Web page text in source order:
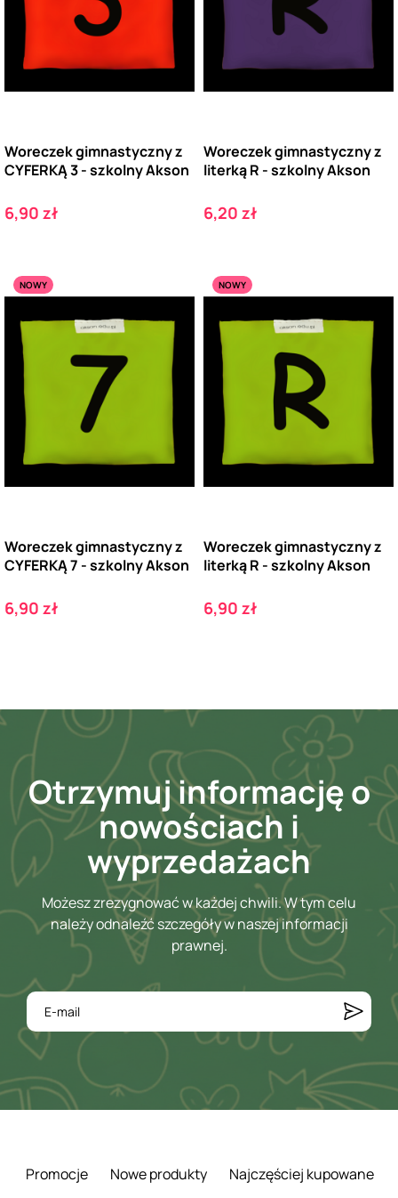
Woreczek gimnastyczny z
CYFERKĄ 3 - szkolny Akson
Cena
6,90 zł
Woreczek gimnastyczny z
literką R - szkolny Akson
Cena
6,20 zł
NOWY
Woreczek gimnastyczny z
CYFERKĄ 7 - szkolny Akson
Cena
6,90 zł
NOWY
Woreczek gimnastyczny z
literką R - szkolny Akson
Cena
6,90 zł
Otrzymuj informację o
nowościach i
wyprzedażach
Możesz zrezygnować w każdej chwili. W tym celu
należy odnaleźć szczegóły w naszej informacji
prawnej.
Promocje Nowe produkty Najczęściej kupowane